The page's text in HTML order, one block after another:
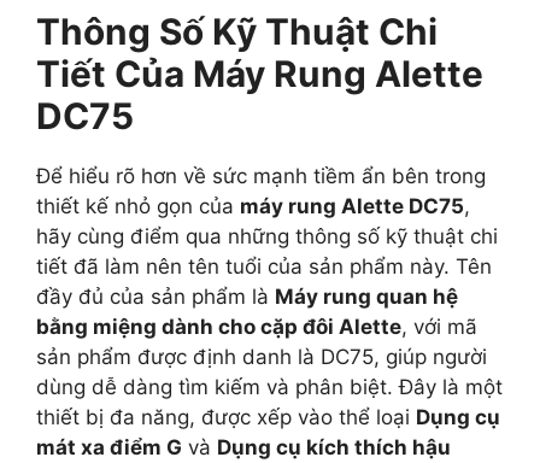
Thông Số Kỹ Thuật Chi
Tiết Của Máy Rung Alette
DC75
Để hiểu rõ hơn về sức mạnh tiềm ẩn bên trong
thiết kế nhỏ gọn của máy rung Alette DC75,
hãy cùng điểm qua những thông số kỹ thuật chi
tiết đã làm nên tên tuổi của sản phẩm này. Tên
đầy đủ của sản phẩm là Máy rung quan hệ
bằng miệng dành cho cặp đôi Alette, với mã
sản phẩm được định danh là DC75, giúp người
dùng dễ dàng tìm kiếm và phân biệt. Đây là một
thiết bị đa năng, được xếp vào thể loại Dụng cụ
mát xa điểm G và Dụng cụ kích thích hậu